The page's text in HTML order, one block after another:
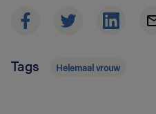
Tags Helemaal vrouw